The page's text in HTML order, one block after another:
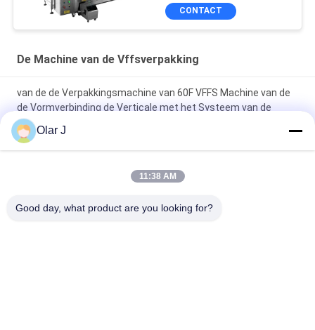
van VFFS
CONTACT
De Machine van de Vffsverpakking
van de de Verpakkingsmachine van 60F VFFS Machine van de
de Vormverbinding de Verticale met het Systeem van de
Kopweger
Zuiver Mineraalwater1000l Sachet die VFF-
Verpakkingsmachine Honey Milk Packing Machine verzegelen
het Deeg van de de Sauskerrie van de Verbindingsketchup
Olar J
11:38 AM
Good day, what product are you looking for?